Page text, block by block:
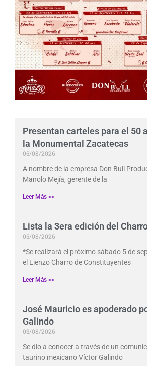
Presentan carteles para el 50
la Monumental Zacatecas
05/08/2026
A nombre de la empresa Don Bull
Manolo Mejía, gerente de la
Leer Más >>
Lista la 3era edición del
05/08/2026
*Se realizará el próximo sábado 5 de
el Lienzo Charro de Constituyentes
Leer Más >>
José Mauricio es apoderado
Galindo
03/08/2026
Se dio a conocer a través de un
taurino mexicano Víctor Galindo